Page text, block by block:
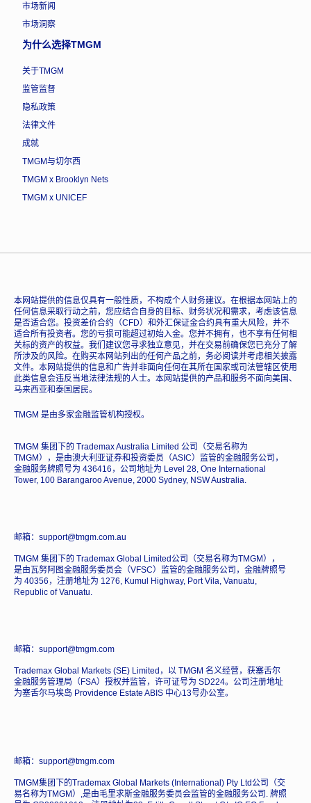
市场新闻
市场洞察
为什么选择TMGM
关于TMGM
监管监督
隐私政策
法律文件
成就
TMGM与切尔西
TMGM x Brooklyn Nets
TMGM x UNICEF
本网站提供的信息仅具有一般性质，不构成个人财务建议。在根据本网站上的
任何信息采取行动之前，您应结合自身的目标、财务状况和需求，考虑该信息
是否适合您。投资差价合约（CFD）和外汇保证金合约具有重大风险，并不
适合所有投资者。您的亏损可能超过初始入金。您并不拥有，也不享有任何相
关标的资产的权益。我们建议您寻求独立意见，并在交易前确保您已充分了解
所涉及的风险。在购买本网站列出的任何产品之前，务必阅读并考虑相关披露
文件。本网站提供的信息和广告并非面向任何在其所在国家或司法管辖区使用
此类信息会违反当地法律法规的人士。本网站提供的产品和服务不面向美国、
马来西亚和泰国居民。
TMGM 是由多家金融监管机构授权。
TMGM 集团下的 Trademax Australia Limited 公司（交易名称为
TMGM），是由澳大利亚证券和投资委员（ASIC）监管的金融服务公司，
金融服务牌照号为 436416，公司地址为 Level 28, One International
Tower, 100 Barangaroo Avenue, 2000 Sydney, NSW Australia.
邮箱：support@tmgm.com.au
TMGM 集团下的 Trademax Global Limited公司（交易名称为TMGM），
是由瓦努阿图金融服务委员会（VFSC）监管的金融服务公司，金融牌照号
为 40356，注册地址为 1276, Kumul Highway, Port Vila, Vanuatu,
Republic of Vanuatu.
邮箱：support@tmgm.com
Trademax Global Markets (SE) Limited，以 TMGM 名义经营，获塞舌尔
金融服务管理局（FSA）授权并监管，许可证号为 SD224。公司注册地址
为塞舌尔马埃岛 Providence Estate ABIS 中心13号办公室。
邮箱：support@tmgm.com
TMGM集团下的Trademax Global Markets (International) Pty Ltd公司（交
易名称为TMGM）,是由毛里求斯金融服务委员会监管的金融服务公司. 牌照